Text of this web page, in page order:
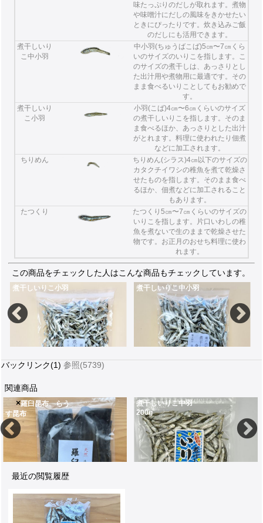
味たっぷりのだしが取れます。煮物
や味噌汁にだしの風味をきかせたい
ときにぴったりです。炊き込みご飯
のだしにも活用できます。
煮干しいり
こ中小羽
中小羽(ちゅうばこば)5㎝〜7㎝くら
いのサイズのいりこを指します。こ
のサイズの煮干しは、あっさりとし
た出汁用や煮物用に最適です。その
まま食べるいりことしてもお勧めで
す。
煮干しいり
こ小羽
小羽(こば)4㎝〜6㎝くらいのサイズ
の煮干しいりこを指します。そのま
ま食べるほか、あっさりとした出汁
がとれます。料理に使われたり佃煮
などに加工されます。
ちりめん
ちりめん(シラス)4㎝以下のサイズの
カタクチイワシの稚魚を煮て乾燥さ
せたものを指します。そのまま食べ
るほか、佃煮などに加工されること
もあります。
たつくり
たつくり5㎝〜7㎝くらいのサイズの
いりこを指します。片口いわしの稚
魚を煮ないで生のままで乾燥させた
物です。お正月のおせち料理に使わ
れます。
この商品をチェックした人はこんな商品もチェックしています。
煮干しいりこ小羽
380
煮干しいりこ中小羽
500
バックリンク(1) 参照(5739)
関連商品
×羅臼昆布 らう
す昆布
煮干しいりこ中羽
200g
最近の閲覧履歴